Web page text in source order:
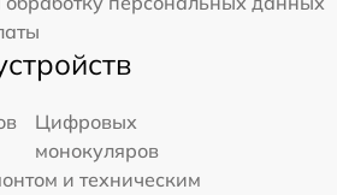
Цифровых
монокуляров
и техническим